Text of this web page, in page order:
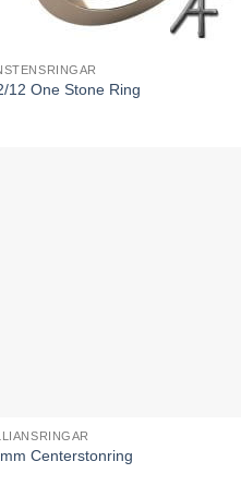
12 One Stone Ring
Centerstonring